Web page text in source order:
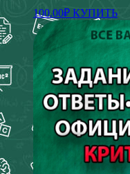
100.00₽ КУПИТЬ